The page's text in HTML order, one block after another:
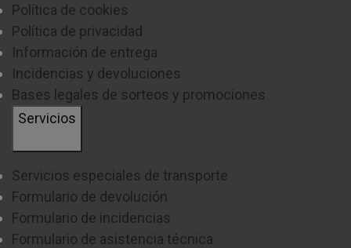
Política de cookies
Política de privacidad
Información de entrega
Incidencias y devoluciones
Bases legales de sorteos y promociones
Servicios
Servicios especiales de transporte
Formulario de devolución
Formulario de incidencias
Formulario de asistencia técnica